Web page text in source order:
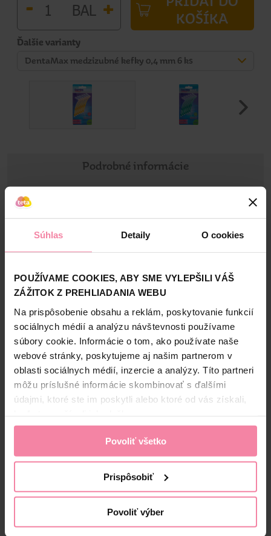
Súhlas Detaily O cookies
POUŽÍVAME COOKIES, ABY SME VYLEPŠILI VÁŠ
ZÁŽITOK Z PREHLIADANIA WEBU
Na prispôsobenie obsahu a reklám, poskytovanie funkcií
sociálnych médií a analýzu návštevnosti používame
súbory cookie. Informácie o tom, ako používate naše
webové stránky, poskytujeme aj našim partnerom v
oblasti sociálnych médií, inzercie a analýzy. Títo partneri
môžu príslušné informácie skombinovať s ďalšími
údajmi, ktoré ste im poskytli alebo ktoré od vás získali,
Povoliť všetko
Prispôsobiť
Povoliť výber
- BAL +
KOŠÍKA
Ďalšie varianty
DentaMax medzizubné kefky 0,4 mm 6 ks
Podrobné informácie
Informácie o výrobku
• nevyhnutný doplnok ústnej hygieny
• perfektne čistí medzizubné priestory
Pomáhajú čistiť medzizubné priestory. Vhodný tvar do
písmena „L? umožňuje ľahšie čistenie medzi stoličkami.
Zobraziť viac
Bezpečnosť a balenie
Zloženie
High-contrast mode
Alternatívne produkty
NAŠA ZNAČKA